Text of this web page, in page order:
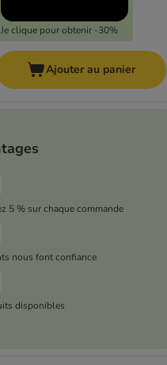
Je clique pour obtenir -30%
Ajouter au panier
5 % sur chaque commande
nous font confiance
disponibles